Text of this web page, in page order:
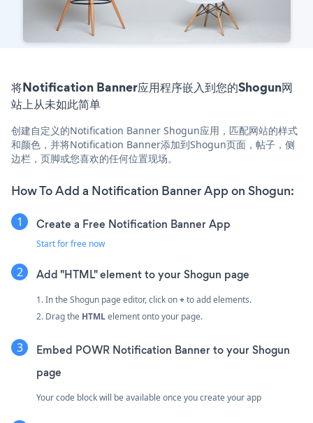
将Notification Banner应用程序嵌入到您的Shogun网
站上从未如此简单
创建自定义的Notification Banner Shogun应用，匹配网站的样式
和颜色，并将Notification Banner添加到Shogun页面，帖子，侧
边栏，页脚或您喜欢的任何位置现场。
How To Add a Notification Banner App on Shogun:
Create a Free Notification Banner App
Start for free now
Add "HTML" element to your Shogun page
1. In the Shogun page editor, click on+to add elements.
2. Drag the HTMLelement onto your page.
Embed POWR Notification Banner to your Shogun
page
Your code block will be available once you create your app